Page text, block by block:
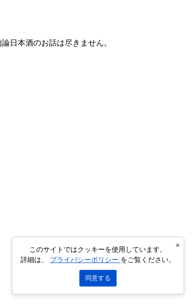
日本酒のお話は尽きません。
このサイトではクッキーを使用しています。
詳細は、 プライバシーポリシー をご覧ください。
同意する
×